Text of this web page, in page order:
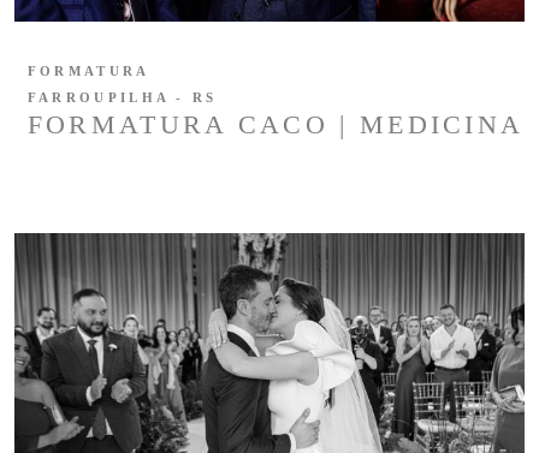
FORMATURA CACO | MEDICINA
FORMATURA
FARROUPILHA - RS